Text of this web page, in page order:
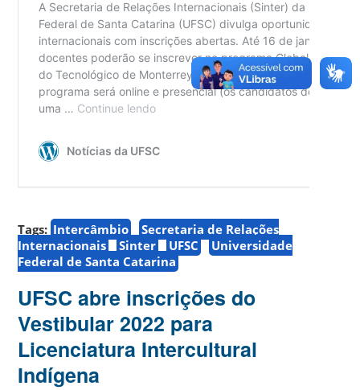
Tags: Intercâmbio
Secretaria de Relações
Internacionais
Sinter UFSC
Universidade
Federal de Santa Catarina
UFSC abre inscrições do
Vestibular 2022 para
Licenciatura Intercultural
Indígena